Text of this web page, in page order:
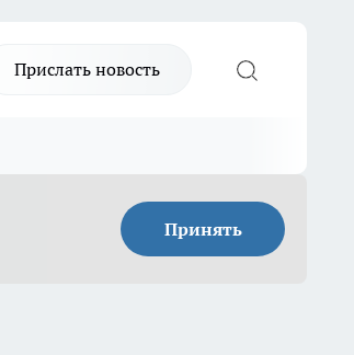
Прислать новость
Принять